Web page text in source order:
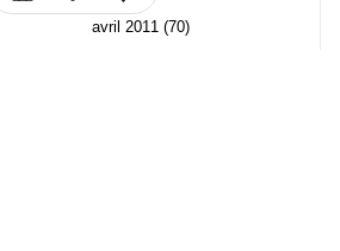
avril 2011 (70)